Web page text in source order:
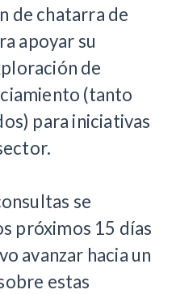
de chatarra de
apoyar su
de
(tanto
para iniciativas
se
próximos 15 días
avanzar hacia un
estas